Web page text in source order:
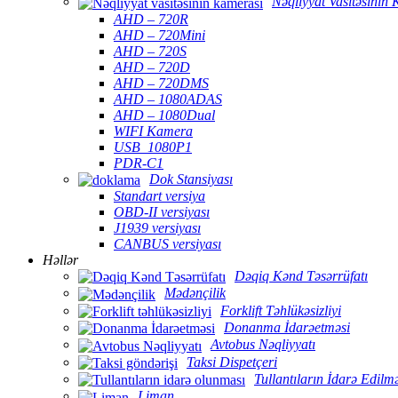
AHD – 720R
AHD – 720Mini
AHD – 720S
AHD – 720D
AHD – 720DMS
AHD – 1080ADAS
AHD – 1080Dual
WIFI Kamera
USB_1080P1
PDR-C1
Dok Stansiyası
Standart versiya
OBD-II versiyası
J1939 versiyası
CANBUS versiyası
Həllər
Dəqiq Kənd Təsərrüfatı
Mədənçilik
Forklift Təhlükəsizliyi
Donanma İdarəetməsi
Avtobus Nəqliyyatı
Taksi Dispetçeri
Tullantıların İdarə